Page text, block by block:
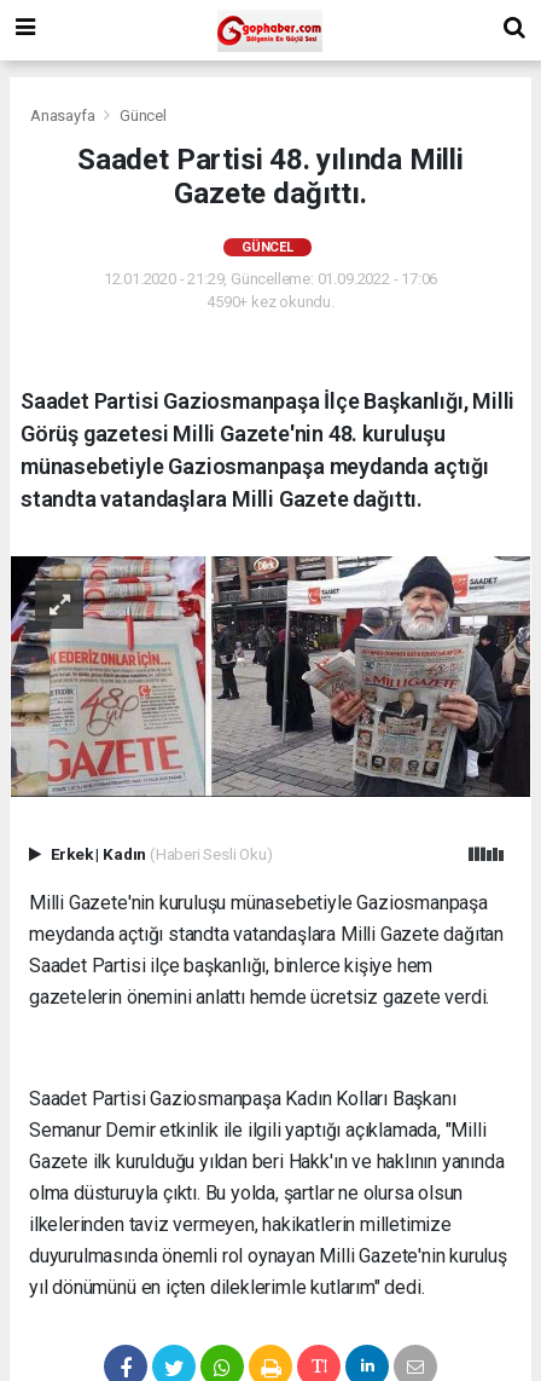
Anasayfa Güncel
Saadet Partisi 48. yılında Milli
Gazete dağıttı.
GÜNCEL
12.01.2020 - 21:29, Güncelleme: 01.09.2022 - 17:06
4590+ kez okundu.
Saadet Partisi Gaziosmanpaşa İlçe Başkanlığı, Milli
Görüş gazetesi Milli Gazete'nin 48. kuruluşu
münasebetiyle Gaziosmanpaşa meydanda açtığı
standta vatandaşlara Milli Gazete dağıttı.
Erkek| Kadın (Haberi Sesli Oku)
Milli Gazete'nin kuruluşu münasebetiyle Gaziosmanpaşa
meydanda açtığı standta vatandaşlara Milli Gazete dağıtan
Saadet Partisi ilçe başkanlığı, binlerce kişiye hem
gazetelerin önemini anlattı hemde ücretsiz gazete verdi.
Saadet Partisi Gaziosmanpaşa Kadın Kolları Başkanı
Semanur Demir etkinlik ile ilgili yaptığı açıklamada, "Milli
Gazete ilk kurulduğu yıldan beri Hakk'ın ve haklının yanında
olma düsturuyla çıktı. Bu yolda, şartlar ne olursa olsun
ilkelerinden taviz vermeyen, hakikatlerin milletimize
duyurulmasında önemli rol oynayan Milli Gazete'nin kuruluş
yıl dönümünü en içten dileklerimle kutlarım" dedi.